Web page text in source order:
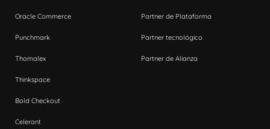
Oracle Commerce
Punchmark
Thomalex
Thinkspace
Bold Checkout
Celerant
Partner de Plataforma
Partner tecnológico
Partner de Alianza